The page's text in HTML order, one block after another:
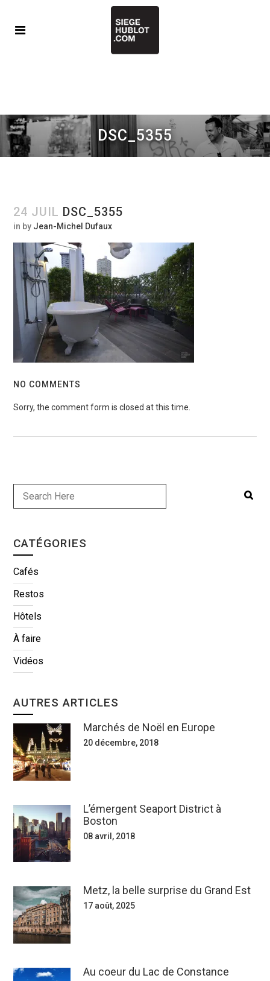
DSC_5355
24 JUIL DSC_5355
in by Jean-Michel Dufaux
NO COMMENTS
Sorry, the comment form is closed at this time.
CATÉGORIES
Cafés
Restos
Hôtels
À faire
Vidéos
AUTRES ARTICLES
Marchés de Noël en Europe
20 décembre, 2018
L’émergent Seaport District à
Boston
08 avril, 2018
Metz, la belle surprise du Grand Est
17 août, 2025
Au coeur du Lac de Constance